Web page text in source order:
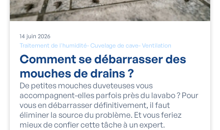
Traitement de l'humidité- Cuvelage de cave- Ventilation
14 juin 2026
Comment se débarrasser des
mouches de drains ?
De petites mouches duveteuses vous
accompagnent-elles parfois près du lavabo ? Pour
vous en débarrasser définitivement, il faut
éliminer la source du problème. Et vous feriez
mieux de confier cette tâche à un expert.